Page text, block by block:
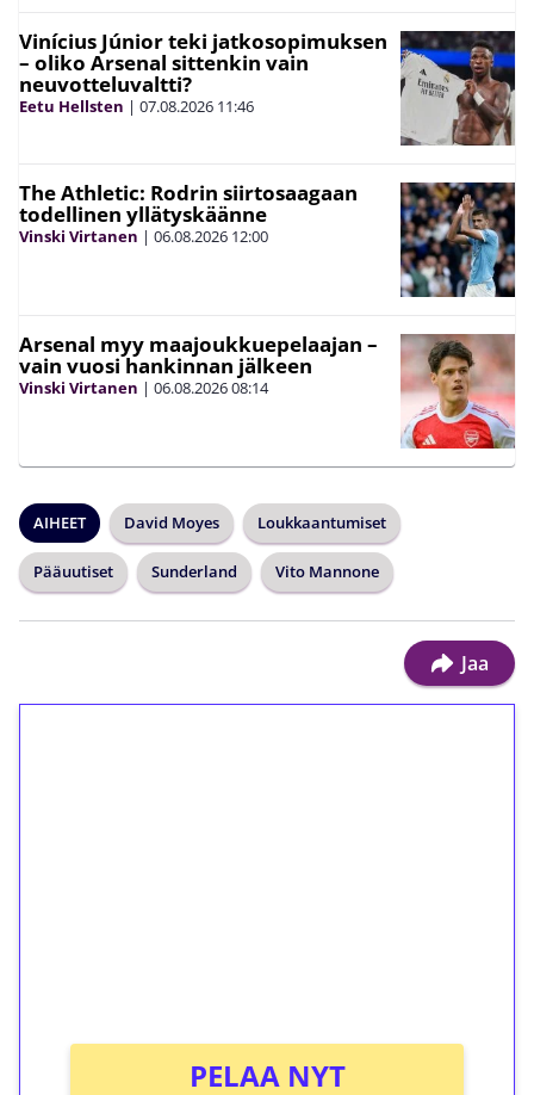
Vinícius Júnior teki jatkosopimuksen
– oliko Arsenal sittenkin vain
neuvotteluvaltti?
Eetu Hellsten | 07.08.2026 11:46
The Athletic: Rodrin siirtosaagaan
todellinen yllätyskäänne
Vinski Virtanen | 06.08.2026 12:00
Arsenal myy maajoukkuepelaajan –
vain vuosi hankinnan jälkeen
Vinski Virtanen | 06.08.202608:14
AIHEET David Moyes Loukkaantumiset
Pääuutiset Sunderland Vito Mannone
Jaa
PELAA NYT